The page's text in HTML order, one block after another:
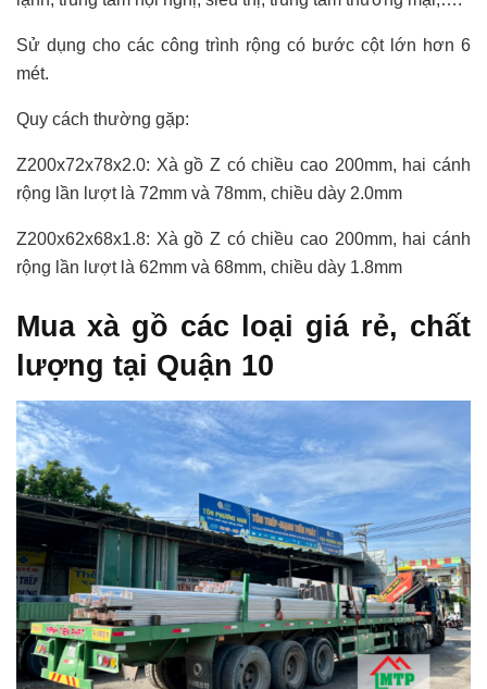
Sử dụng cho các công trình rộng có bước cột lớn hơn 6
mét.
Quy cách thường gặp:
Z200x72x78x2.0: Xà gồ Z có chiều cao 200mm, hai cánh
rộng lần lượt là 72mm và 78mm, chiều dày 2.0mm
Z200x62x68x1.8: Xà gồ Z có chiều cao 200mm, hai cánh
rộng lần lượt là 62mm và 68mm, chiều dày 1.8mm
Mua xà gồ các loại giá rẻ, chất
lượng tại Quận 10